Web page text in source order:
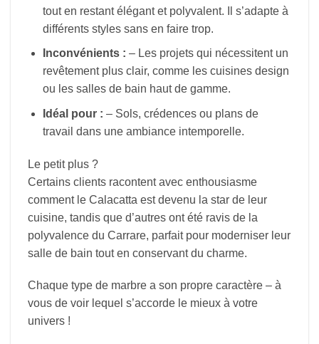
tout en restant élégant et polyvalent. Il s’adapte à
différents styles sans en faire trop.
Inconvénients : – Les projets qui nécessitent un
revêtement plus clair, comme les cuisines design
ou les salles de bain haut de gamme.
Idéal pour : – Sols, crédences ou plans de
travail dans une ambiance intemporelle.
Le petit plus ?
Certains clients racontent avec enthousiasme
comment le Calacatta est devenu la star de leur
cuisine, tandis que d’autres ont été ravis de la
polyvalence du Carrare, parfait pour moderniser leur
salle de bain tout en conservant du charme.
Chaque type de marbre a son propre caractère – à
vous de voir lequel s’accorde le mieux à votre
univers !